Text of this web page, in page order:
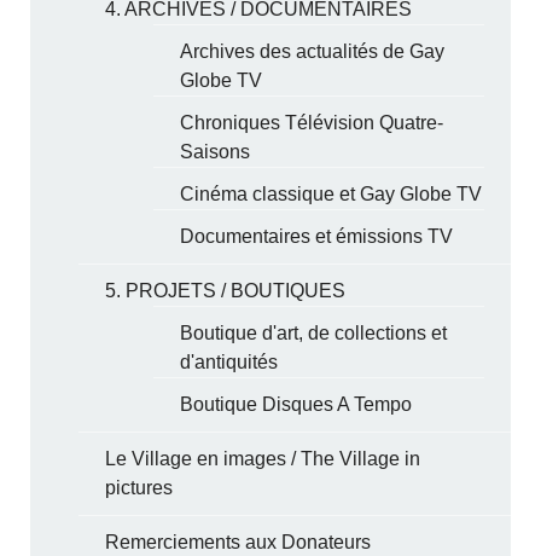
4. ARCHIVES / DOCUMENTAIRES
Archives des actualités de Gay
Globe TV
Chroniques Télévision Quatre-
Saisons
Cinéma classique et Gay Globe TV
Documentaires et émissions TV
5. PROJETS / BOUTIQUES
Boutique d'art, de collections et
d'antiquités
Boutique Disques A Tempo
Le Village en images / The Village in
pictures
Remerciements aux Donateurs